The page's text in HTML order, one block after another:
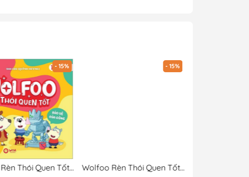
- 15%
Wolfoo Rèn Thói Quen Tốt - Bảo Vệ Của Công
- 15%
Wolfoo Rèn Thói Quen Tốt - Ăn Uống Lành Mạnh